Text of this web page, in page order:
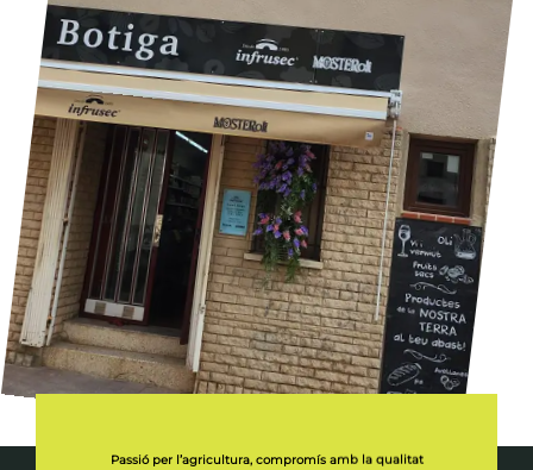
Passió per l’agricultura, compromís amb la qualitat